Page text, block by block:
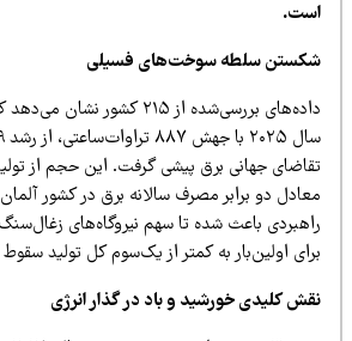
سلطه سوخت‌های فسیلی
داده‌های بررسی‌شده از ۲۱۵ کشور نشان
سال
جهانی برق پیشی گرفت. این حجم از تولید
دو برابر مصرف سالانه برق در کشور آلمان
باعث شده تا سهم نیروگاه‌های زغال‌سنگ در
اولین‌بار به کمتر از یک‌سوم کل تولید سقوط کند.
کلیدی خورشید و باد در گذار انرژی